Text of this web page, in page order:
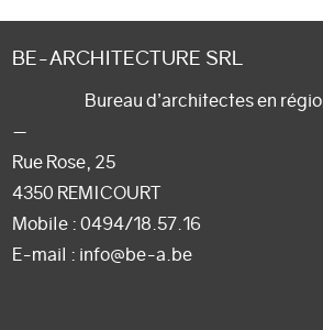
BE-ARCHITECTURE SRL
Bureau d’architectes en
—
Rue Rose, 25
4350 REMICOURT
Mobile : 0494/18.57.16
E-mail : info@be-a.be